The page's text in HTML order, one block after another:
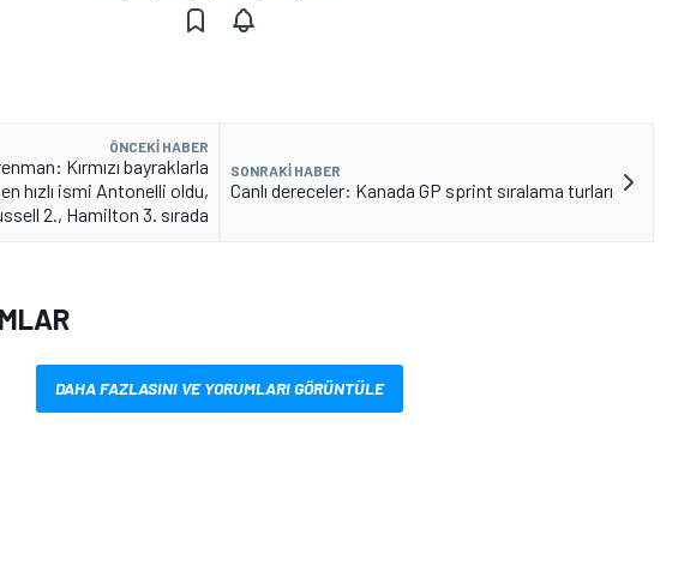
ÖNCEKI HABER
Kırmızı bayraklarla
hızlı ismi Antonelli oldu,
2., Hamilton 3. sırada
SONRAKI HABER
Canlı dereceler: Kanada GP sprint sıralama turları
DAHA FAZLASINI VE YORUMLARI GÖRÜNTÜLE